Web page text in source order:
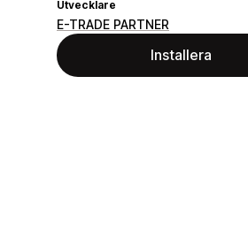
Utvecklare
E-TRADE PARTNER
Installera